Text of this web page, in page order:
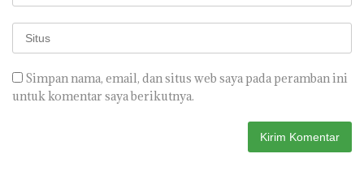
Simpan nama, email, dan situs web saya pada peramban ini
untuk komentar saya berikutnya.